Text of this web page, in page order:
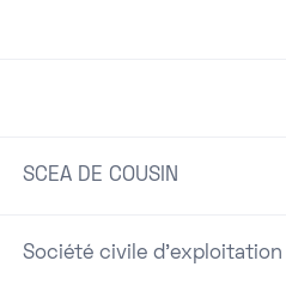
SCEA DE COUSIN
Société civile d'exploitation